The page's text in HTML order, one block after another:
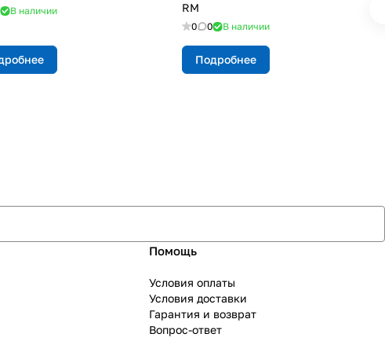
В наличии
RM
0 0 В наличии
Подробнее
Помощь
Условия оплаты
Условия доставки
Гарантия и возврат
Вопрос-ответ